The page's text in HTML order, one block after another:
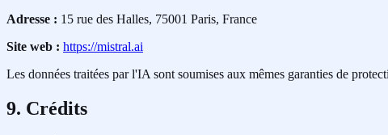
Adresse : 15 rue des Halles, 75001 Paris, France
Site web : https://mistral.ai
Les données traitées par l'IA sont soumises aux mêmes garanties de
9. Crédits